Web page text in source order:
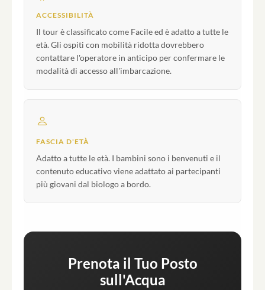
ACCESSIBILITÀ
Il tour è classificato come Facile ed è adatto a tutte le
età. Gli ospiti con mobilità ridotta dovrebbero
contattare l'operatore in anticipo per confermare le
modalità di accesso all'imbarcazione.
FASCIA D'ETÀ
Adatto a tutte le età. I bambini sono i benvenuti e il
contenuto educativo viene adattato ai partecipanti
più giovani dal biologo a bordo.
Prenota il Tuo Posto
sull'Acqua